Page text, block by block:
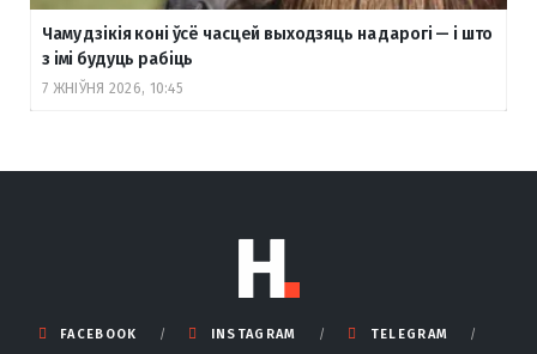
Чаму дзікія коні ўсё часцей выходзяць на дарогі — і што
з імі будуць рабіць
7 ЖНІЎНЯ 2026, 10:45
FACEBOOK INSTAGRAM
TELEGRAM